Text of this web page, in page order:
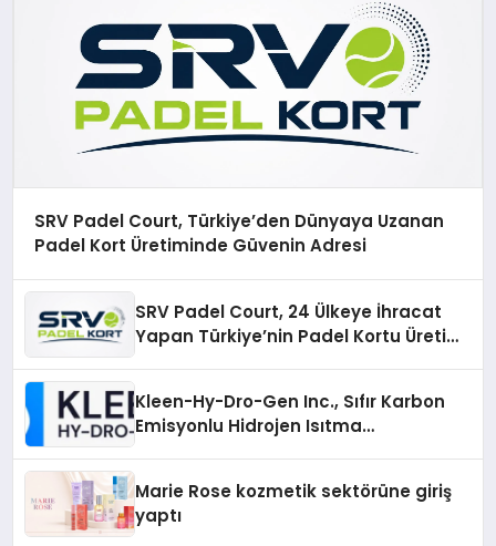
SRV Padel Court, Türkiye’den Dünyaya Uzanan
Padel Kort Üretiminde Güvenin Adresi
SRV Padel Court, 24 Ülkeye İhracat
Yapan Türkiye’nin Padel Kortu Üretim
Kleen-Hy-Dro-Gen Inc., Sıfır Karbon
Emisyonlu Hidrojen Isıtma
Marie Rose kozmetik sektörüne giriş
yaptı